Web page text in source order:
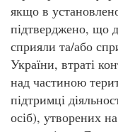
якщо в
підтверджено, що
сприяли та/або
України, втраті
над частиною
підтримці
осіб), утворених